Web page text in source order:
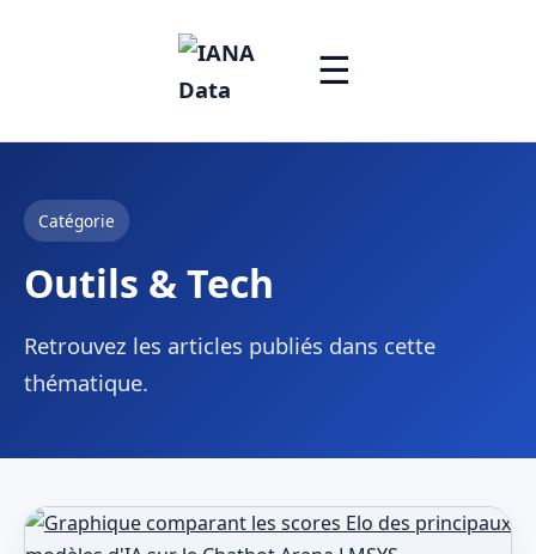
☰
Catégorie
Outils & Tech
Retrouvez les articles publiés dans cette
thématique.